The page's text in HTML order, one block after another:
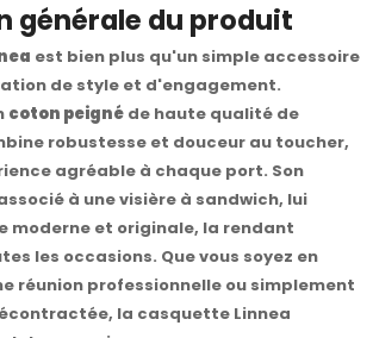
générale du produit
est bien plus qu'un simple accessoire
de style et d'engagement.
coton peigné de haute qualité de
robustesse et douceur au toucher,
agréable à chaque port. Son
à une visière à sandwich, lui
moderne et originale, la rendant
les occasions. Que vous soyez en
réunion professionnelle ou simplement
la casquette Linnea